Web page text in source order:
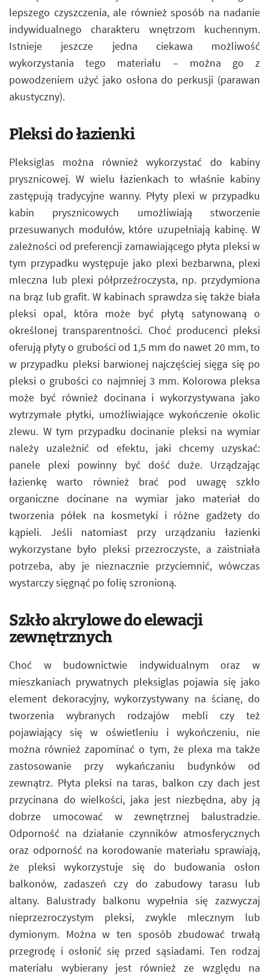
lepszego czyszczenia, ale również sposób na nadanie
indywidualnego charakteru wnętrzom kuchennym.
Istnieje jeszcze jedna ciekawa możliwość
wykorzystania tego materiału – można go z
powodzeniem użyć jako osłona do perkusji (parawan
akustyczny).
Pleksi do łazienki
Pleksiglas można również wykorzystać do kabiny
prysznicowej. W wielu łazienkach to właśnie kabiny
zastępują tradycyjne wanny. Płyty plexi w przypadku
kabin prysznicowych umożliwiają stworzenie
przesuwanych modułów, które uzupełniają kabinę. W
zależności od preferencji zamawiającego płyta pleksi w
tym przypadku występuje jako plexi bezbarwna, plexi
mleczna lub plexi półprzeźroczysta, np. przydymiona
na brąz lub grafit. W kabinach sprawdza się także biała
pleksi opal, która może być płytą satynowaną o
określonej transparentności. Choć producenci pleksi
oferują płyty o grubości od 1,5 mm do nawet 20 mm, to
w przypadku pleksi barwionej najczęściej sięga się po
pleksi o grubości co najmniej 3 mm. Kolorowa pleksa
może być również docinana i wykorzystywana jako
wytrzymałe płytki, umożliwiające wykończenie okolic
zlewu. W tym przypadku docinanie pleksi na wymiar
należy uzależnić od efektu, jaki chcemy uzyskać:
panele plexi powinny być dość duże. Urządzając
łazienkę warto również brać pod uwagę szkło
organiczne docinane na wymiar jako materiał do
tworzenia półek na kosmetyki i różne gadżety do
kąpieli. Jeśli natomiast przy urządzaniu łazienki
wykorzystane było pleksi przezroczyste, a zaistniała
potrzeba, aby je nieznacznie przyciemnić, wówczas
wystarczy sięgnąć po folię szronioną.
Szkło akrylowe do elewacji
zewnętrznych
Choć w budownictwie indywidualnym oraz w
mieszkaniach prywatnych pleksiglas pojawia się jako
element dekoracyjny, wykorzystywany na ścianę, do
tworzenia wybranych rodzajów mebli czy też
pojawiający się w oświetleniu i wykończeniu, nie
można również zapominać o tym, że plexa ma także
zastosowanie przy wykańczaniu budynków od
zewnątrz. Płyta pleksi na taras, balkon czy dach jest
przycinana do wielkości, jaka jest niezbędna, aby ją
dobrze umocować w zewnętrznej balustradzie.
Odporność na działanie czynników atmosferycznych
oraz odporność na korodowanie materiału sprawiają,
że pleksi wykorzystuje się do budowania osłon
balkonów, zadaszeń czy do zabudowy tarasu lub
altany. Balustrady balkonu wypełnia się zazwyczaj
nieprzezroczystym pleksi, zwykle mlecznym lub
dymionym. Można w ten sposób zbudować trwałą
przegrodę i osłonić się przed sąsiadami. Ten rodzaj
materiału wybierany jest również ze względu na